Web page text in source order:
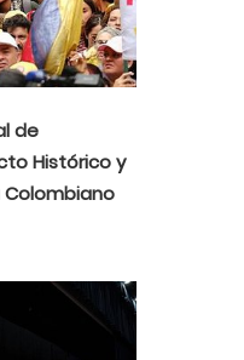
de
Histórico y
y la